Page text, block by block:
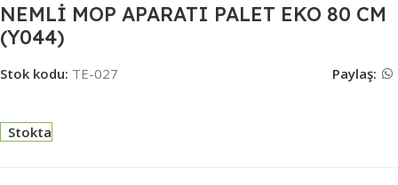
NEMLİ MOP APARATI PALET EKO 80 CM
(Y044)
Stok kodu: TE-027 Paylaş:
Stokta